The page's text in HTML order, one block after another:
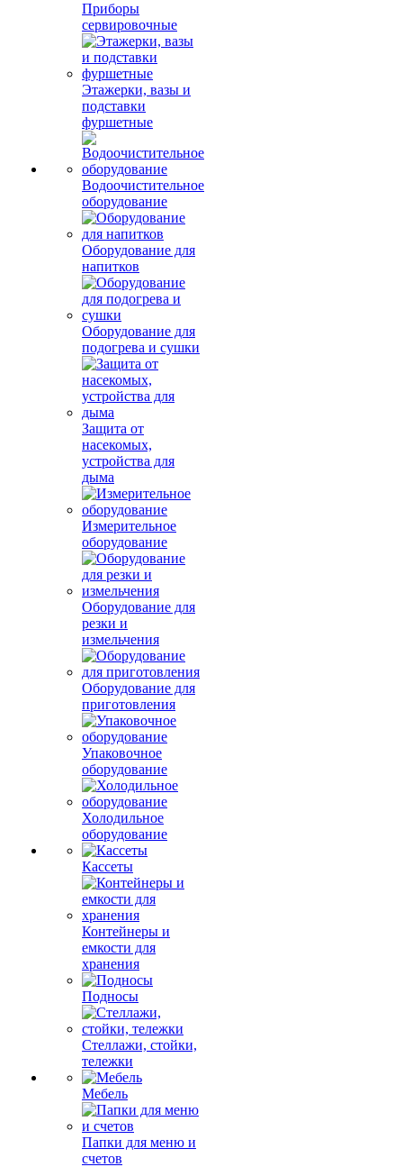
Приборы
сервировочные
Этажерки, вазы и
подставки
фуршетные
Водоочистительное
оборудование
Оборудование для
напитков
Оборудование для
подогрева и сушки
Защита от
насекомых,
устройства для
дыма
Измерительное
оборудование
Оборудование для
резки и
измельчения
Оборудование для
приготовления
Упаковочное
оборудование
Холодильное
оборудование
Кассеты
Контейнеры и
емкости для
хранения
Подносы
Стеллажи, стойки,
тележки
Мебель
Папки для меню и
счетов